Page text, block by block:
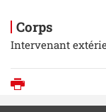
Corps
Intervenant